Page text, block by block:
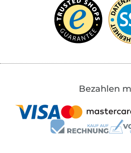
Bezahlen